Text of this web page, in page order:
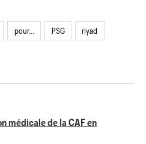
pour... PSG riyad
médicale de la CAF en